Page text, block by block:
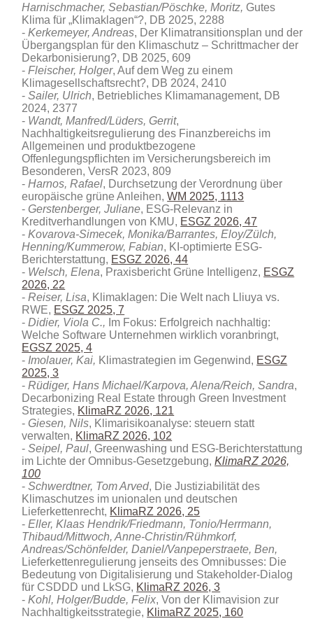
Harnischmacher, Sebastian/Pöschke, Moritz, Gutes
Klima für „Klimaklagen“?, DB 2025, 2288
Kerkemeyer, Andreas, Der Klimatransitionsplan und der
Übergangsplan für den Klimaschutz – Schrittmacher der
Dekarbonisierung?, DB 2025, 609
Fleischer, Holger, Auf dem Weg zu einem
Klimagesellschaftsrecht?, DB 2024, 2410
Sailer, Ulrich, Betriebliches Klimamanagement, DB
2024, 2377
Wandt, Manfred/Lüders, Gerrit,
Nachhaltigkeitsregulierung des Finanzbereichs im
Allgemeinen und produktbezogene
Offenlegungspflichten im Versicherungsbereich im
Besonderen, VersR 2023, 809
Harnos, Rafael, Durchsetzung der Verordnung über
europäische grüne Anleihen,WM 2025, 1113
Gerstenberger, Juliane, ESG-Relevanz in
Kreditverhandlungen von KMU, ESGZ 2026, 47
Kovarova-Simecek, Monika/Barrantes, Eloy/Zülch,
Henning/Kummerow, Fabian, KI-optimierte ESG-
Berichterstattung, ESGZ 2026, 44
Welsch, Elena, Praxisbericht Grüne Intelligenz, ESGZ
2026, 22
Reiser, Lisa, Klimaklagen: Die Welt nach Lliuya vs.
RWE, ESGZ 2025, 7
Didier, Viola C., Im Fokus: Erfolgreich nachhaltig:
Welche Software Unternehmen wirklich voranbringt,
EGSZ 2025, 4
Imolauer, Kai, Klimastrategien im Gegenwind, ESGZ
2025, 3
Rüdiger, Hans Michael/Karpova, Alena/Reich, Sandra,
Decarbonizing Real Estate through Green Investment
Strategies, KlimaRZ 2026, 121
Giesen, Nils, Klimarisikoanalyse: steuern statt
verwalten, KlimaRZ 2026, 102
Seipel, Paul, Greenwashing und ESG-Berichterstattung
im Lichte der Omnibus-Gesetzgebung,KlimaRZ 2026,
100
Schwerdtner, Tom Arved, Die Justiziabilität des
Klimaschutzes im unionalen und deutschen
Lieferkettenrecht, KlimaRZ 2026, 25
Eller, Klaas Hendrik/Friedmann, Tonio/Herrmann,
Thibaud/Mittwoch, Anne-Christin/Rühmkorf,
Andreas/Schönfelder, Daniel/Vanpeperstraete, Ben,
Lieferkettenregulierung jenseits des Omnibusses: Die
Bedeutung von Digitalisierung und Stakeholder-Dialog
für CSDDD und LkSG, KlimaRZ 2026, 3
Kohl, Holger/Budde, Felix, Von der Klimavision zur
Nachhaltigkeitsstrategie, KlimaRZ 2025, 160